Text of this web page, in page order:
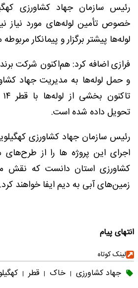
رئیس سازمان جهاد کشاورزی
خصوص تأمین لوله‌های مورد نیاز
لوله‌ها پیشتر برگزار و پیمانکار
فرازی اضافه کرد: هم‌اکنون شرکت
و حمل لوله‌ها به مدیریت جهاد
تحویل داده شده است.
رئیس سازمان جهاد کشاورزی
اجرای این پروژه ها را از طرح‌های
کشاورزی استان دانست که نقش
زمین‌های آبی به دیم ایفا خواهند کرد‌.
انتهای پیام
لینک کوتاه
جهاد کشاورزی | خاک | قطر |